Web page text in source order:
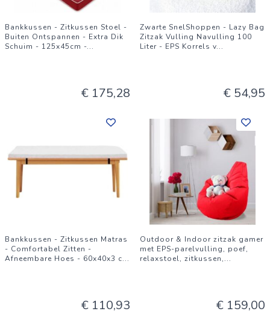
Bankkussen - Zitkussen Stoel -
Buiten Ontspannen - Extra Dik
Schuim - 125x45cm -...
€ 175,28
Zwarte SnelShoppen - Lazy Bag
Zitzak Vulling Navulling 100
Liter - EPS Korrels v...
€ 54,95
Bankkussen - Zitkussen Matras
- Comfortabel Zitten -
Afneembare Hoes - 60x40x3 c...
€ 110,93
Outdoor & Indoor zitzak gamer
met EPS-parelvulling, poef,
relaxstoel, zitkussen,...
€ 159,00